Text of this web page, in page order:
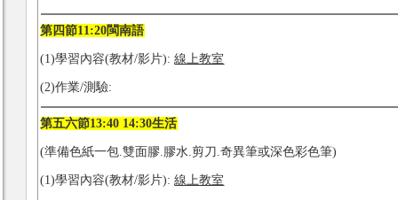
第四節11:20閩南語
(1)學習內容(教材/影片):線上教室
(2)作業/測驗:
第五六節13:40 14:30生活
(準備色紙一包.雙面膠.膠水.剪刀.奇異筆或深色彩色筆)
(1)學習內容(教材/影片):線上教室